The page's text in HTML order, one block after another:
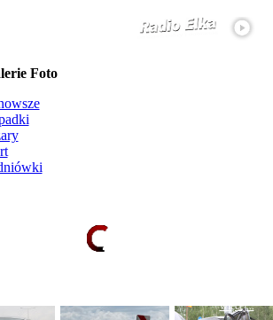
Foto
więcej...